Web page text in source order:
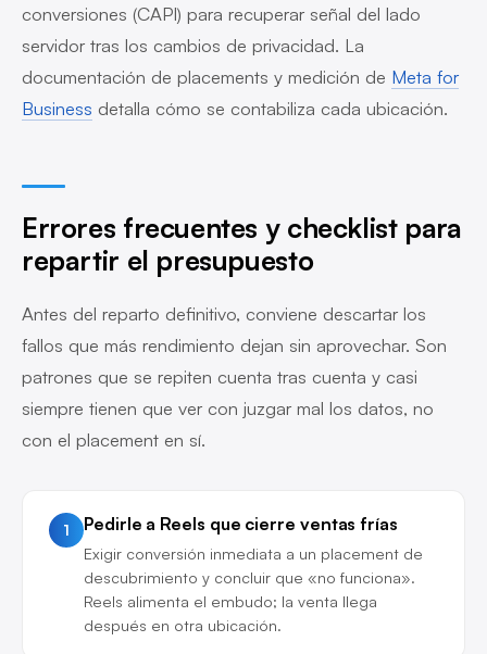
conversiones (CAPI) para recuperar señal del lado
servidor tras los cambios de privacidad. La
documentación de placements y medición de Meta for
Business detalla cómo se contabiliza cada ubicación.
Errores frecuentes y checklist para
repartir el presupuesto
Antes del reparto definitivo, conviene descartar los
fallos que más rendimiento dejan sin aprovechar. Son
patrones que se repiten cuenta tras cuenta y casi
siempre tienen que ver con juzgar mal los datos, no
con el placement en sí.
1 Pedirle a Reels que cierre ventas frías
Exigir conversión inmediata a un placement de
descubrimiento y concluir que «no funciona».
Reels alimenta el embudo; la venta llega
después en otra ubicación.